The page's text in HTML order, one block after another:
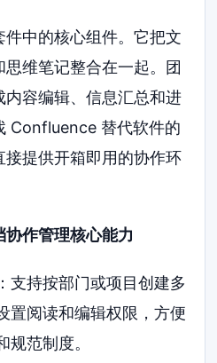
中的核心组件。它把文
维笔记整合在一起。团
容编辑、信息汇总和进
Confluence 替代软件的
提供开箱即用的协作环
协作管理核心能力
：支持按部门或项目创建多
置阅读和编辑权限，方便
规范制度。